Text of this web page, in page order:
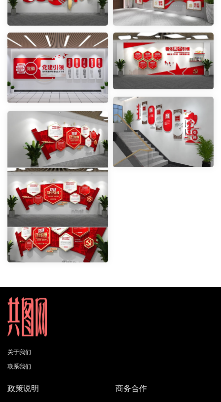
关于我们
联系我们
政策说明 商务合作